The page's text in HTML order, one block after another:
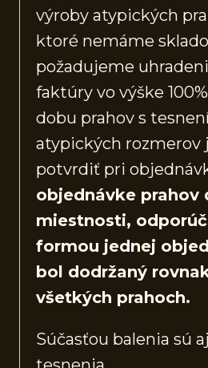
výroby atypických
ktoré nemáme
požadujeme
faktúry vo výške
dobu prahov s
atypických rozmerov
potvrdiť pri
objednávke prahov
miestnosti,
formou jednej
bol dodržaný
všetkých prahoch.
Súčasťou balenia sú